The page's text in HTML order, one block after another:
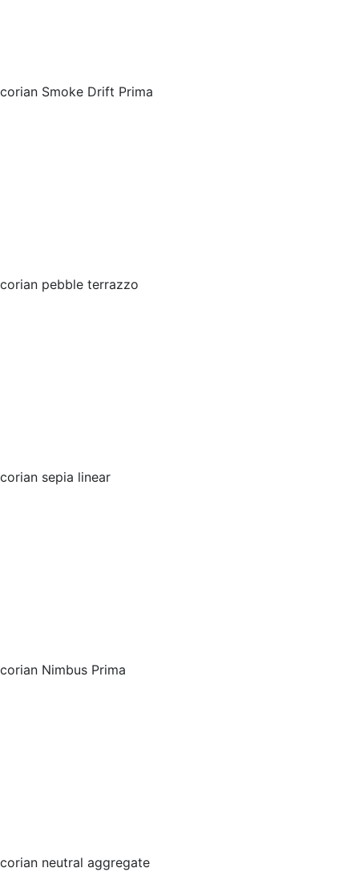
corian Smoke Drift Prima
corian pebble terrazzo
corian sepia linear
corian Nimbus Prima
corian neutral aggregate